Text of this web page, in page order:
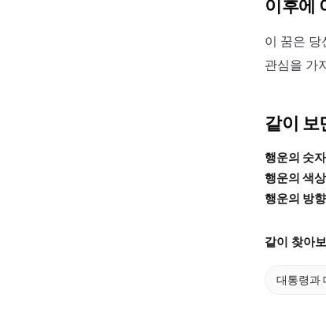
이후에
이 꿈은 당
관심을 가
같이 보
행운의 숫자
행운의 색상
행운의 방향
같이 찾아
대통령과